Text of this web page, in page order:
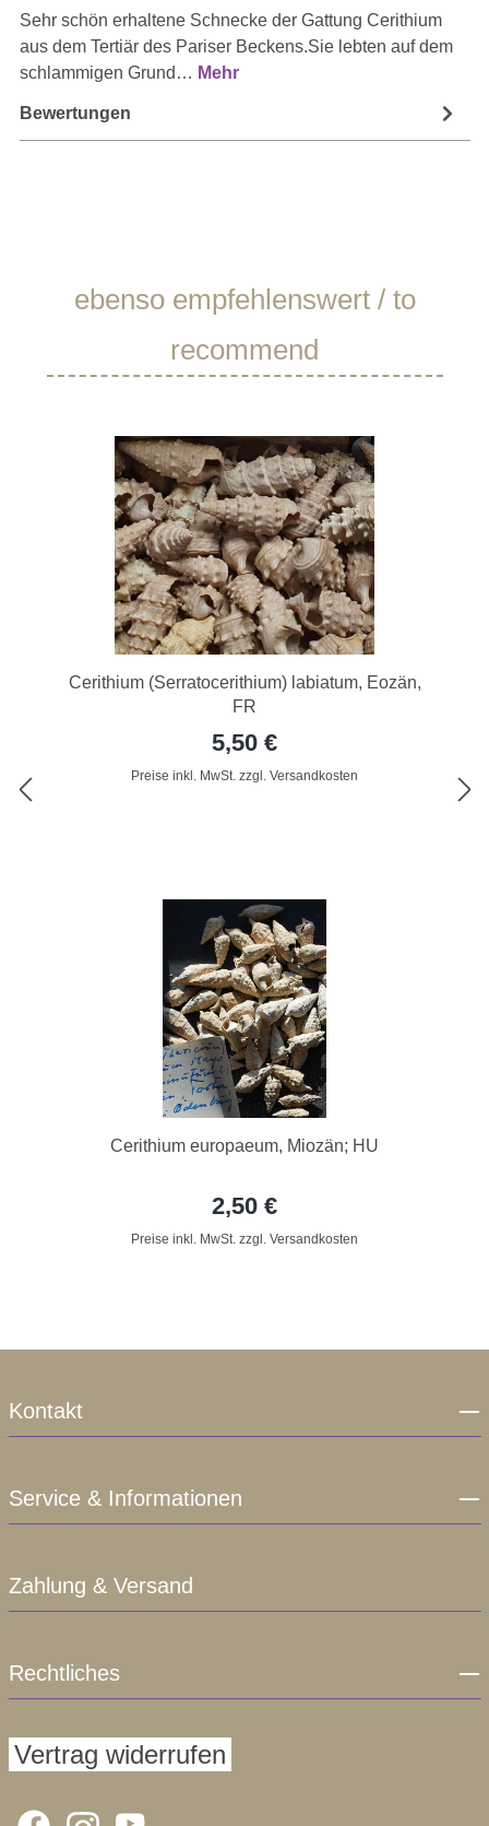
Sehr schön erhaltene Schnecke der Gattung Cerithium
aus dem Tertiär des Pariser Beckens.Sie lebten auf dem
schlammigen Grund… Mehr
Bewertungen
Produktgalerie überspringen
ebenso empfehlenswert / to
recommend
Cerithium (Serratocerithium) labiatum, Eozän,
FR
5,50 €
Preise inkl. MwSt. zzgl. Versandkosten
Cerithium europaeum, Miozän; HU
2,50 €
Preise inkl. MwSt. zzgl. Versandkosten
Kontakt
Service & Informationen
Zahlung & Versand
Rechtliches
Vertrag widerrufen